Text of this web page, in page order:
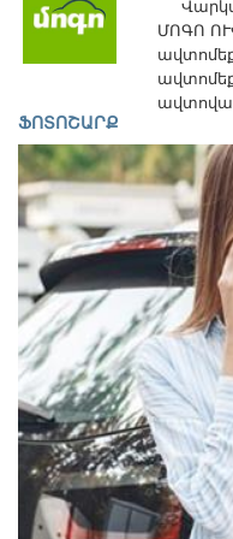
Կրկ
հանգստյան
օր
Մեր
մասին
Կապ
Ֆոտոշարք
Գործունեություն
Քարտեզ
ՄՈԳՈ
ՖՈՏՈՇԱՐՔ